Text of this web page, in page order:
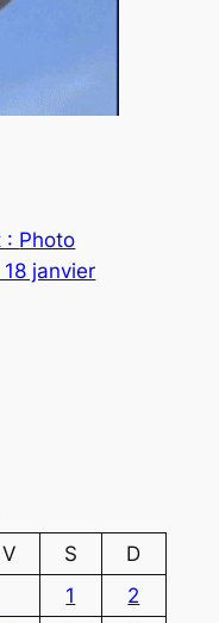
: Photo
janvier
V S
D
1
2